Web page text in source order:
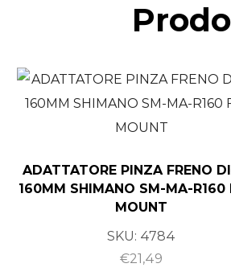
ADATTATORE PINZA FRENO
160MM SHIMANO SM-MA-R160
MOUNT
SKU: 4784
€21,49